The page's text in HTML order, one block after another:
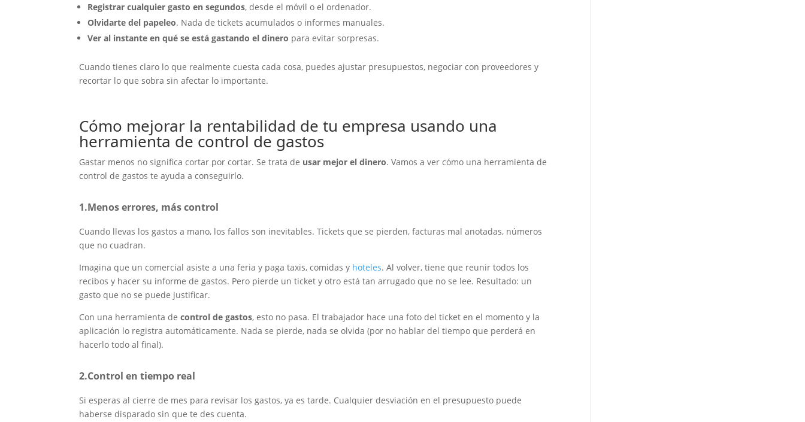
Registrar cualquier gasto en segundos, desde el móvil o el ordenador.
Olvidarte del papeleo. Nada de tickets acumulados o informes manuales.
Ver al instante en qué se está gastando el dinero para evitar sorpresas.
Cuando tienes claro lo que realmente cuesta cada cosa, puedes ajustar presupuestos, negociar con proveedores y
recortar lo que sobra sin afectar lo importante.
Cómo mejorar la rentabilidad de tu empresa usando una
herramienta de control de gastos
Gastar menos no significa cortar por cortar. Se trata de usar mejor el dinero. Vamos a ver cómo una herramienta de
control de gastos te ayuda a conseguirlo.
1.Menos errores, más control
Cuando llevas los gastos a mano, los fallos son inevitables. Tickets que se pierden, facturas mal anotadas, números
que no cuadran.
Imagina que un comercial asiste a una feria y paga taxis, comidas y hoteles. Al volver, tiene que reunir todos los
recibos y hacer su informe de gastos. Pero pierde un ticket y otro está tan arrugado que no se lee. Resultado: un
gasto que no se puede justificar.
Con una herramienta de control de gastos, esto no pasa. El trabajador hace una foto del ticket en el momento y la
aplicación lo registra automáticamente. Nada se pierde, nada se olvida (por no hablar del tiempo que perderá en
hacerlo todo al final).
2.Control en tiempo real
Si esperas al cierre de mes para revisar los gastos, ya es tarde. Cualquier desviación en el presupuesto puede
haberse disparado sin que te des cuenta.